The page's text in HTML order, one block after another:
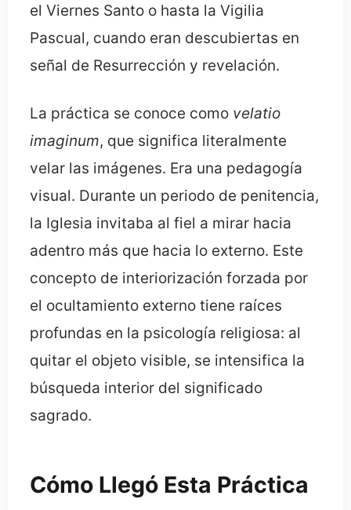
el Viernes Santo o hasta la Vigilia
Pascual, cuando eran descubiertas en
señal de Resurrección y revelación.
La práctica se conoce como velatio
imaginum, que significa literalmente
velar las imágenes. Era una pedagogía
visual. Durante un periodo de penitencia,
la Iglesia invitaba al fiel a mirar hacia
adentro más que hacia lo externo. Este
concepto de interiorización forzada por
el ocultamiento externo tiene raíces
profundas en la psicología religiosa: al
quitar el objeto visible, se intensifica la
búsqueda interior del significado
sagrado.
Cómo Llegó Esta Práctica